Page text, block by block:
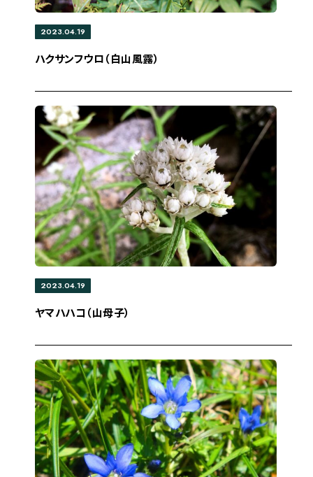
2023.04.19
ハクサンフウロ（白山風露）
2023.04.19
ヤマハハコ（山母子）